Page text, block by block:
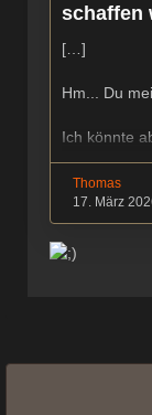
schaffen
[…]
Hm... Du
Ich könnte
könnte ich
sogar
Thomas
17. März